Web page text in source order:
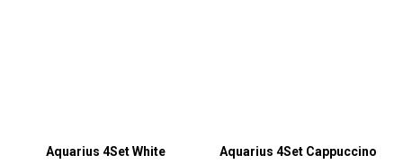
Aquarius 4Set White Aquarius 4Set Сappuccino